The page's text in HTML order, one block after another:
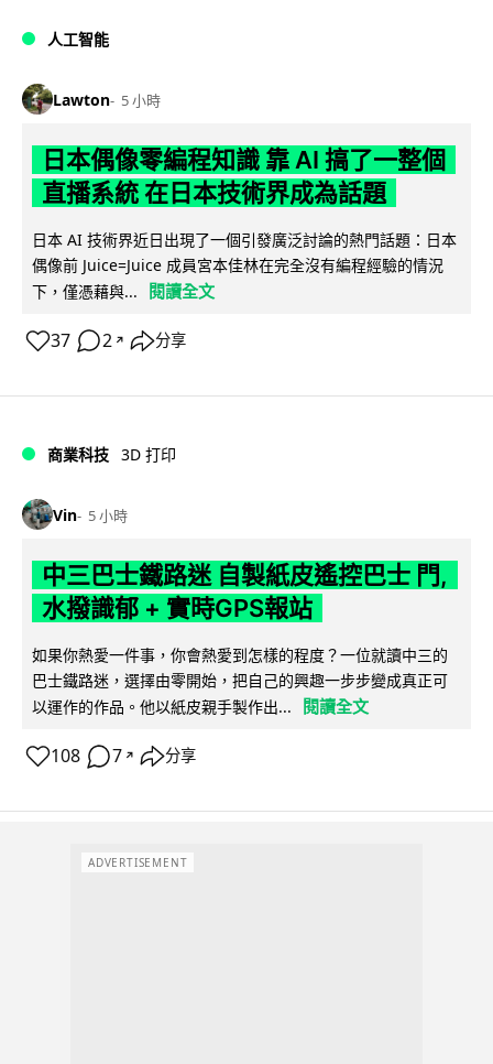
人工智能
Lawton 5 小時
日本偶像零編程知識 靠 AI 搞了一整個
直播系統 在日本技術界成為話題
日本 AI 技術界近日出現了一個引發廣泛討論的熱門話題：日本
偶像前 Juice=Juice 成員宮本佳林在完全沒有編程經驗的情況
下，僅憑藉與...
閱讀全文
37 2 ↗ 分享
商業科技 3D 打印
Vin 5 小時
中三巴士鐵路迷 自製紙皮遙控巴士 門,
水撥識郁 + 實時GPS報站
如果你熱愛一件事，你會熱愛到怎樣的程度？一位就讀中三的
巴士鐵路迷，選擇由零開始，把自己的興趣一步步變成真正可
以運作的作品。他以紙皮親手製作出...
閱讀全文
108 7 ↗ 分享
ADVERTISEMENT